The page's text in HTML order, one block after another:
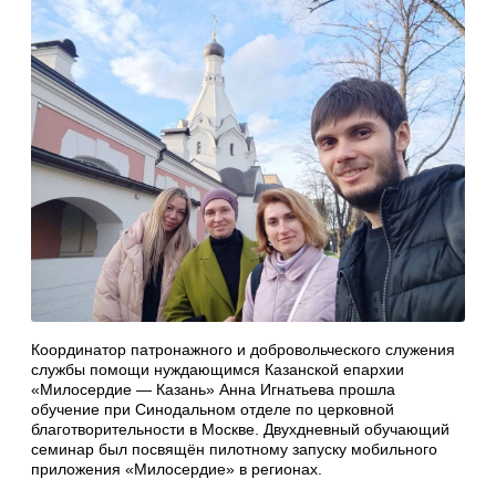
Координатор патронажного и добровольческого служения
службы помощи нуждающимся Казанской епархии
«Милосердие — Казань» Анна Игнатьева прошла
обучение при Синодальном отделе по церковной
благотворительности в Москве. Двухдневный обучающий
семинар был посвящён пилотному запуску мобильного
приложения «Милосердие» в регионах.